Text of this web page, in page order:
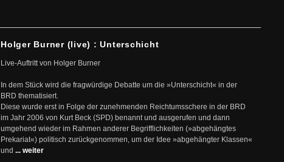
Holger Burner (live) : Unterschicht
Live-Auftritt von Holger Burner
In dem Stück wird die fragwürdige Debatte um die »Unterschicht« in der
BRD thematisiert.
Diese wurde erst in Folge der zunehmenden Reichtumsschere in der BRD
im Jahr 2006 von Kurt Beck (SPD) benannt und ausgerufen und dann
umgehend wieder im Rahmen anderer Begrifflichkeiten (»abgehängtes
Prekariat«) politisch zurückgenommen, um der Idee »abgehängter Klassen«
und ... weiter